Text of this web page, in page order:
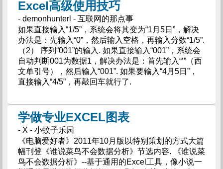
Excel高级使用技巧
- demonhunterl - 互联网的那点事
如果直接输入“1/5”，系统会将其变为“1月5日”，解决
办法是：先输入“0”，然后输入空格，再输入分数“1/5”.
（2） 序列“001”的输入. 如果直接输入“001”，系统会
自动判断001为数据1，解决办法是：首先输入“’”（西
文单引号），然后输入“001”. 如果要输入“4月5日”，
直接输入“4/5”，再敲回车就行了.
学做专业EXCEL图表
- X - 小蚊子乐园
《电脑爱好者》2011年10月版以特别策划的方式大篇
幅刊登《谁说菜鸟不会数据分析》节选内容. 《谁说菜
鸟不会数据分析》--基于通用的Excel工具，像小说一